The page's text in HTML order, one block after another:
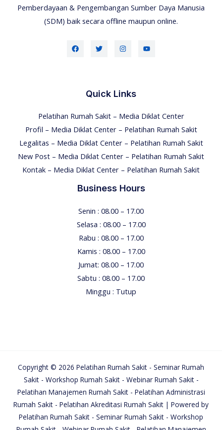
Pemberdayaan & Pengembangan Sumber Daya Manusia
(SDM) baik secara offline maupun online.
Quick Links
Pelatihan Rumah Sakit – Media Diklat Center
Profil – Media Diklat Center – Pelatihan Rumah Sakit
Legalitas – Media Diklat Center – Pelatihan Rumah Sakit
New Post – Media Diklat Center – Pelatihan Rumah Sakit
Kontak – Media Diklat Center – Pelatihan Rumah Sakit
Business Hours
Senin : 08.00 – 17.00
Selasa : 08.00 – 17.00
Rabu : 08.00 – 17.00
Kamis : 08.00 – 17.00
Jumat: 08.00 – 17.00
Sabtu : 08.00 – 17.00
Minggu : Tutup
Copyright © 2026 Pelatihan Rumah Sakit - Seminar Rumah
Sakit - Workshop Rumah Sakit - Webinar Rumah Sakit -
Pelatihan Manajemen Rumah Sakit - Pelatihan Administrasi
Rumah Sakit - Pelatihan Akreditasi Rumah Sakit | Powered by
Pelatihan Rumah Sakit - Seminar Rumah Sakit - Workshop